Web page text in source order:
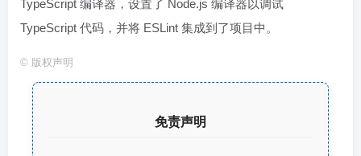
TypeScript 编译器，设置了 Node.js 编译器以调试
TypeScript 代码，并将 ESLint 集成到了项目中。
© 版权声明
免责声明